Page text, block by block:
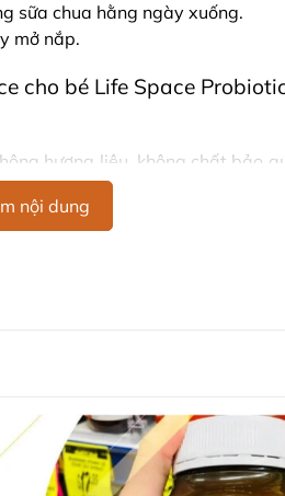
sữa chua hằng ngày xuống.
mở nắp.
cho bé Life Space
hương liệu, không chất bảo
Space cho bé Life Space
trực tiếp.
Úc, không phải và không có
Powder for Baby Life Space
sơ sinh đến 3 tuổi với hơn 10 tỷ
nội dung